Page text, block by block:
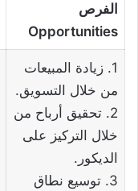
الفرص
Opportunities
1. زيادة المبيعات
من خلال التسويق.
2. تحقيق أرباح من
خلال التركيز على
الديكور.
3. توسيع نطاق